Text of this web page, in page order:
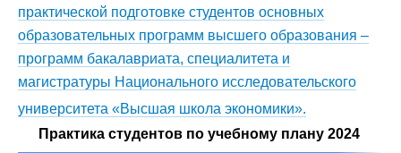
практической подготовке студентов основных
образовательных программ высшего образования –
программ бакалавриата, специалитета и
магистратуры Национального исследовательского
университета «Высшая школа экономики».
Практика студентов по учебному плану 2024